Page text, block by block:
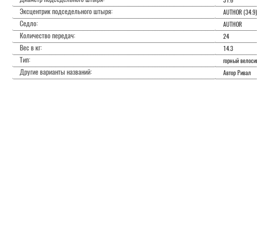
Эксцентрик подседельного штыря: AUTHOR (34.9)
Седло: AUTHOR
Количество передач: 24
Вес в кг: 14.3
Тип: горный
Другие варианты названий: Автор Ривал